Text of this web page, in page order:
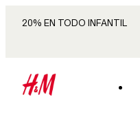
20% EN TODO INFANTIL